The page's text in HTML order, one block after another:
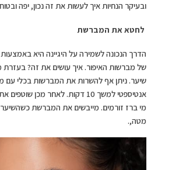
ובעיקר הנחיות איך לעשות את זה נכון, יפה
לחטא את המברשת
הדרך הנכונה לשמירה על היגיינה היא באמצעות
של מברשות האיפור. איך עושים את זה? בעזרת
שיער. ניתן אף להשרות את המברשות בכלי עם
אנטיספטי למשך 10 דקות. לאחר מכן
מי ברז זורמים. מייבשים את המברשת
מטה,.